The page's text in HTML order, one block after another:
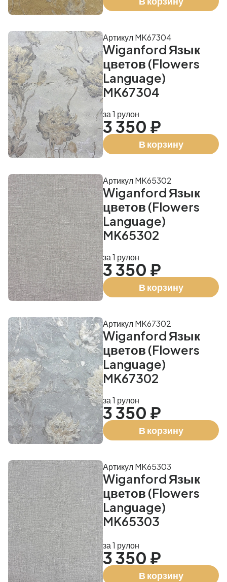
Wiganford Язык
цветов (Flowers
Language)
MK67304
Артикул MK67304
за 1 рулон
3 350 ₽
В корзину
Wiganford Язык
цветов (Flowers
Language)
MK65302
Артикул MK65302
за 1 рулон
3 350 ₽
В корзину
Wiganford Язык
цветов (Flowers
Language)
MK67302
Артикул MK67302
за 1 рулон
3 350 ₽
В корзину
Wiganford Язык
цветов (Flowers
Language)
MK65303
Артикул MK65303
за 1 рулон
3 350 ₽
В корзину